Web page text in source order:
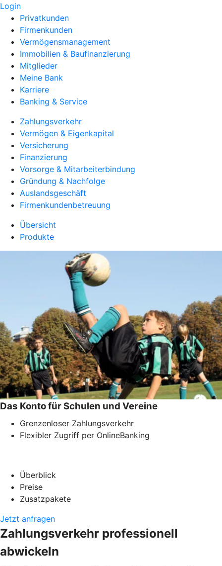
Login
Privatkunden
Firmenkunden
Vermögensmanagement
Immobilien & Baufinanzierung
Mitglieder
Meine Bank
Karriere
Banking & Service
Zahlungsverkehr
Vermögen & Eigenkapital
Versicherung
Finanzierung
Vorsorge & Mitarbeiterbindung
Gründung & Nachfolge
Auslandsgeschäft
Firmenkundenbetreuung
Übersicht
Produkte
Das Konto für Schulen und Vereine
Grenzenloser Zahlungsverkehr
Flexibler Zugriff per OnlineBanking
Überblick
Preise
Zusatzpakete
Jetzt anfragen
Zahlungsverkehr professionell
abwickeln